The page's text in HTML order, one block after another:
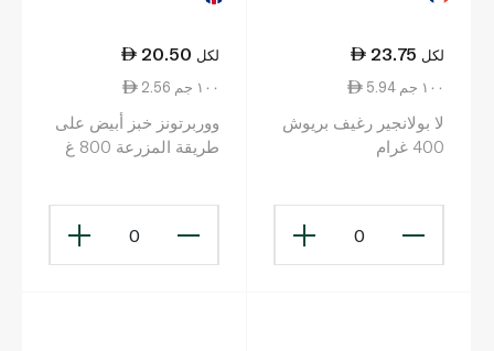
23.75 لكل
5.94 ١٠٠ جم
لا بولانجير رغيف بريوش
400 غرام
0
20.50 لكل
2.56 ١٠٠ جم
ووربرتونز خبز أبيض على
طريقة المزرعة 800 غ
0